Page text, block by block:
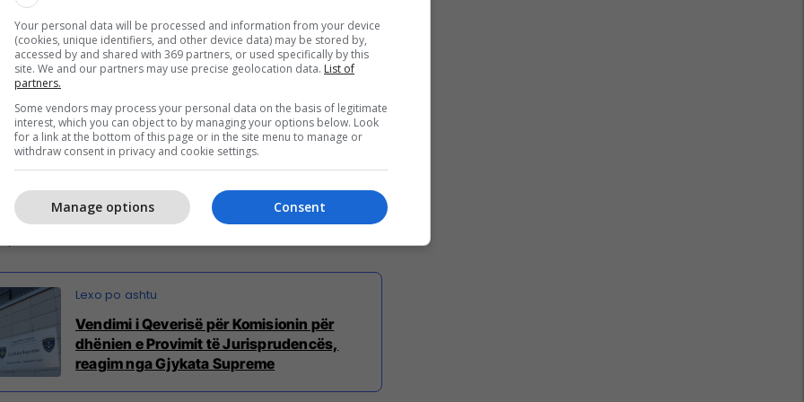
komision me mbajt provimin po them në
dhe meritën e tyre dhe të në të gjitha
themelore të kandidatëve e juristëve të rinj të
këtë provim atëherë ministria e Drejtësisë ka
që ky komisioni duhet me u ndërruar se nuk
mos me e mbajt provimin një vit s’ka logjik, kur
në vit minimalisht është diskrecion...sa i përket
ai është i qartë se ai shfuqizohet dhe kuvendi e
re që udhëhiqet nga profesionistë të fushës sepse
gjyqtar apo prokurorë karriere që kanë 8 vite
tha ai.
Vendimi i Qeverisë për Komisionin për
dhënien e Provimit të Jurisprudencës,
reagim nga Gjykata Supreme
Your personal data will be processed and information from your device
(cookies, unique identifiers, and other device data) may be stored by,
accessed by and shared with 369 partners, or used specifically by this
site. We and our partners may use precise geolocation data. List of
partners.
Some vendors may process your personal data on the basis of legitimate
interest, which you can object to by managing your options below. Look
for a link at the bottom of this page or in the site menu to manage or
withdraw consent in privacy and cookie settings.
Consent
Manage options